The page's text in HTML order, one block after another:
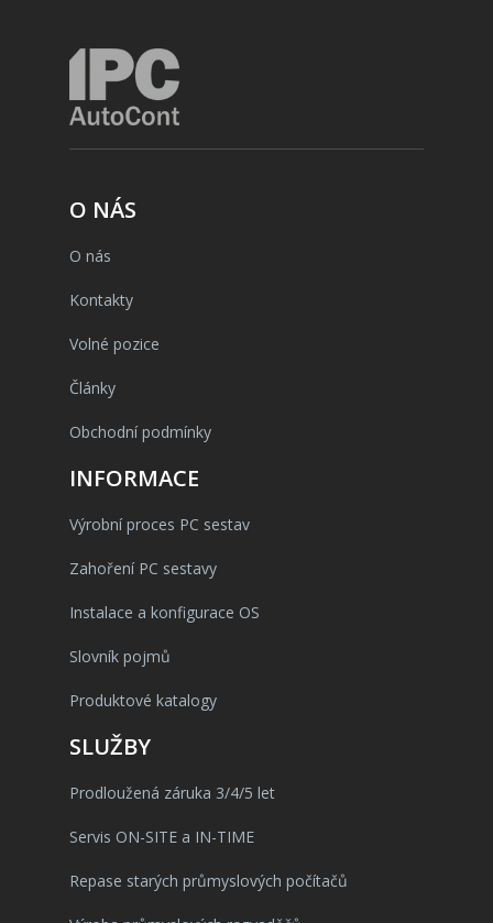
O NÁS
O nás
Kontakty
Volné pozice
Články
Obchodní podmínky
INFORMACE
Výrobní proces PC sestav
Zahoření PC sestavy
Instalace a konfigurace OS
Slovník pojmů
Produktové katalogy
SLUŽBY
Prodloužená záruka 3/4/5 let
Servis ON-SITE a IN-TIME
Repase starých průmyslových počítačů